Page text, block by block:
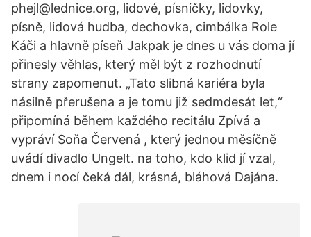
phejl@lednice.org, lidové, písničky, lidovky,
písně, lidová hudba, dechovka, cimbálka Role
Káči a hlavně píseň Jakpak je dnes u vás doma jí
přinesly věhlas, který měl být z rozhodnutí
strany zapomenut. „Tato slibná kariéra byla
násilně přerušena a je tomu již sedmdesát let,“
připomíná během každého recitálu Zpívá a
vypráví Soňa Červená , který jednou měsíčně
uvádí divadlo Ungelt. na toho, kdo klid jí vzal,
dnem i nocí čeká dál, krásná, bláhová Dajána.